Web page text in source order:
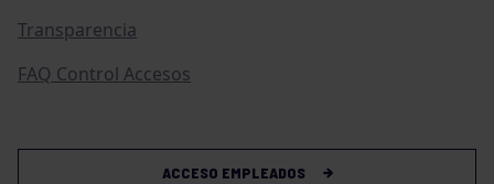
Transparencia
FAQ Control Accesos
ACCESO EMPLEADOS